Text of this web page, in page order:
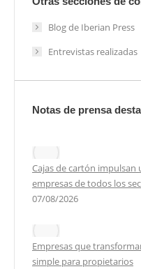
Blog de Iberian Press
Entrevistas realizadas
Notas de prensa
Cajas de cartón impulsan
empresas de todos los
07/08/2026
Empresas que
simple para propietarios